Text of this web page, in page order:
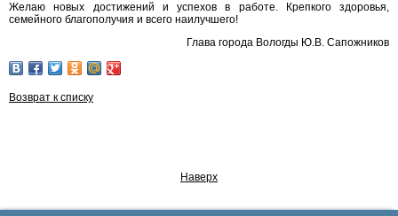
Желаю новых достижений и успехов в работе. Крепкого здоровья,
семейного благополучия и всего наилучшего!
Глава города Вологды Ю.В. Сапожников
Возврат к списку
Наверх